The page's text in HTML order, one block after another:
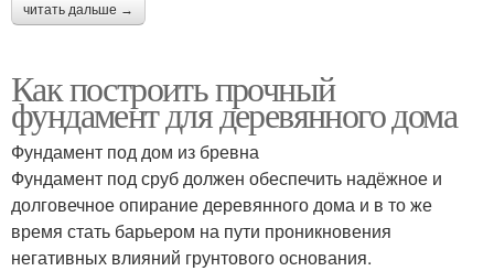
читать дальше →
Как построить прочный
фундамент для деревянного дома
Фундамент под дом из бревна
Фундамент под сруб должен обеспечить надёжное и
долговечное опирание деревянного дома и в то же
время стать барьером на пути проникновения
негативных влияний грунтового основания.